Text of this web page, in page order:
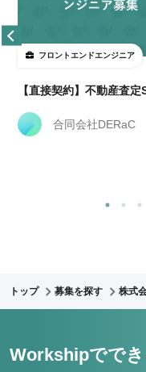
フロントエンドエンジニア
【直接契約】不動産査
合同会社DERaC
トップ 募集を探す 株式
Workshipででき